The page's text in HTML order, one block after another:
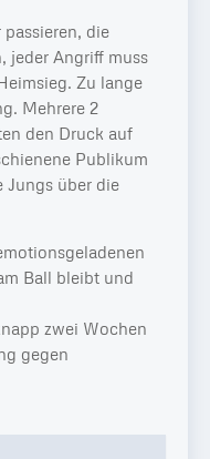
die
jeder Angriff muss
Zu lange
Mehrere 2
den Druck auf
Publikum
Jungs über die
Ball bleibt und
zwei Wochen
gegen